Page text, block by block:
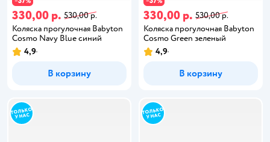
330,00 р. 530,00 р.
Коляска прогулочная Babyton
Cosmo Navy Blue синий
4,9
В корзину
330,00 р. 530,00 р.
Коляска прогулочная Babyton
Cosmo Green зеленый
4,9
В корзину